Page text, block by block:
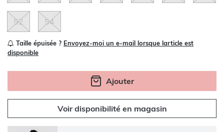
52 54
Taille épuisée ? Envoyez-moi un e-mail lorsque larticle est
disponible
Ajouter
Voir disponibilité en magasin